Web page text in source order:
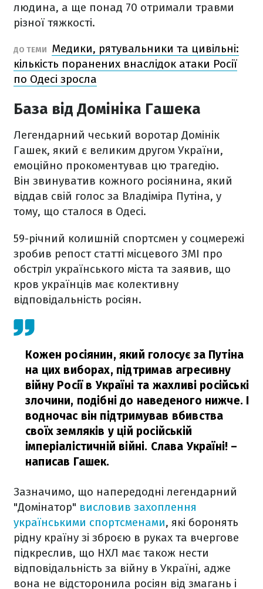
людина, а ще понад 70 отримали травми
різної тяжкості.
ДО ТЕМИ
Медики, рятувальники та цивільні:
кількість поранених внаслідок атаки Росії
по Одесі зросла
База від Домініка Гашека
Легендарний чеський воротар Домінік
Гашек, який є великим другом України,
емоційно прокоментував цю трагедію.
Він звинуватив кожного росіянина, який
віддав свій голос за Владіміра Путіна, у
тому, що сталося в Одесі.
59-річний колишній спортсмен у соцмережі
зробив репост статті місцевого ЗМІ про
обстріл українського міста та заявив, що
кров українців має колективну
відповідальність росіян.
Кожен росіянин, який голосує за Путіна
на цих виборах, підтримав агресивну
війну Росії в Україні та жахливі російські
злочини, подібні до наведеного нижче. І
водночас він підтримував вбивства
своїх земляків у цій російській
імперіалістичній війні. Слава Україні! –
написав Гашек.
Зазначимо, що напередодні легендарний
"Домінатор" висловив захоплення
українськими спортсменами, які боронять
рідну країну зі зброєю в руках та вчергове
підкреслив, що НХЛ має також нести
відповідальність за війну в Україні, адже
вона не відсторонила росіян від змагань і